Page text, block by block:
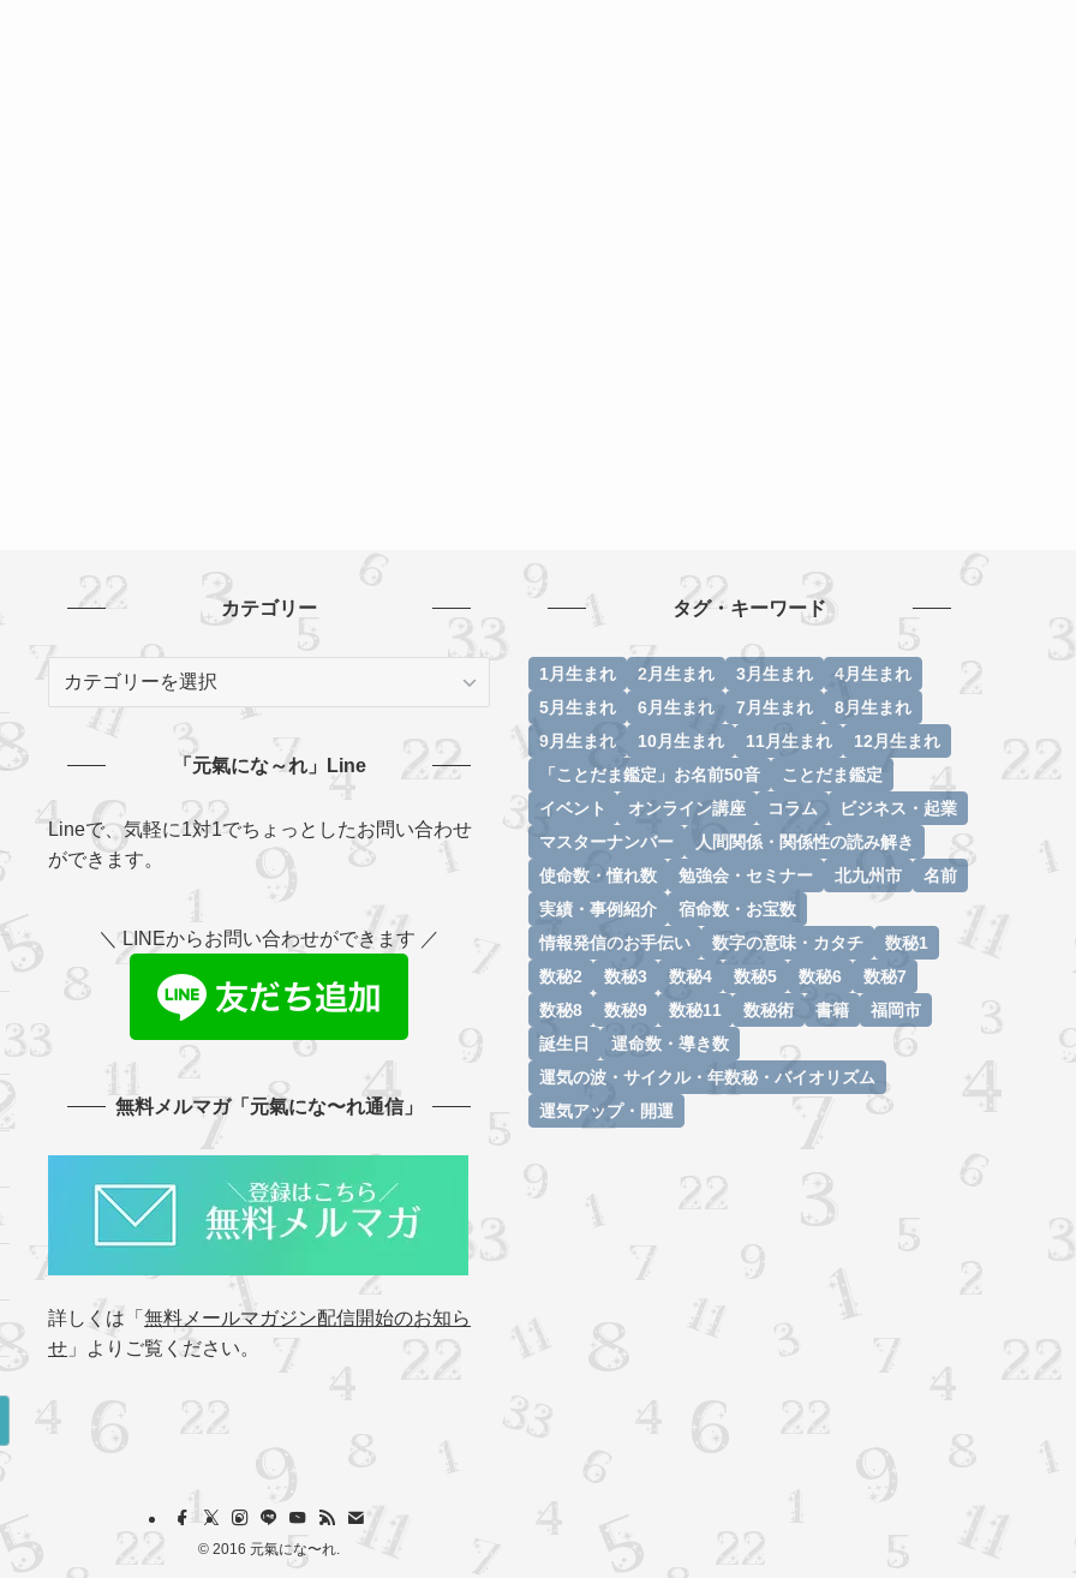
カテゴリー
「元氣にな～れ」Line
Lineで、気軽に1対1でちょっとしたお問い合わせ
ができます。
＼ LINEからお問い合わせができます ／
無料メルマガ「元氣にな〜れ通信」
詳しくは「 無料メールマガジン配信開始のお知ら
せ 」よりご覧ください。
タグ・キーワード
1月生まれ 2月生まれ 3月生まれ
4月生まれ
5月生まれ
6月生まれ 7月生まれ
8月生まれ
9月生まれ
10月生まれ 11月生まれ
12月生まれ
「ことだま鑑定」お名前50音
ことだま鑑定
イベント
オンライン講座 コラム
ビジネス・起業
マスターナンバー
人間関係・関係性の読み解き
使命数・憧れ数
勉強会・セミナー 北九州市
名前
実績・事例紹介
宿命数・お宝数
情報発信のお手伝い
数字の意味・カタチ
数秘1
数秘2
数秘3 数秘4 数秘5 数秘6
数秘7
数秘8
数秘9 数秘11 数秘術 書籍
福岡市
誕生日
運命数・導き数
運気の波・サイクル・年数秘・バイオリズム
運気アップ・開運
© 2016 元氣にな〜れ.